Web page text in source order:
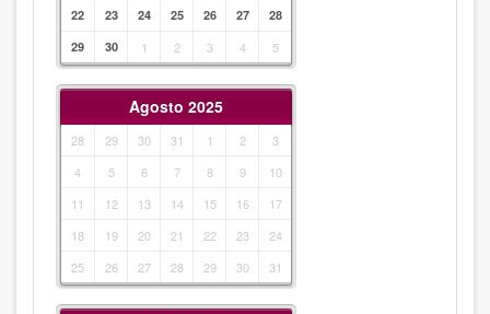
22
23 24 25 26 27
28
29
30 1 2 3 4 5
Agosto 2025
28 29 30 31 1 2
3
4
5 6 7 8 9
10
11
12 13 14 15 16
17
18
19 20 21 22 23
24
25
26 27 28 29 30 31